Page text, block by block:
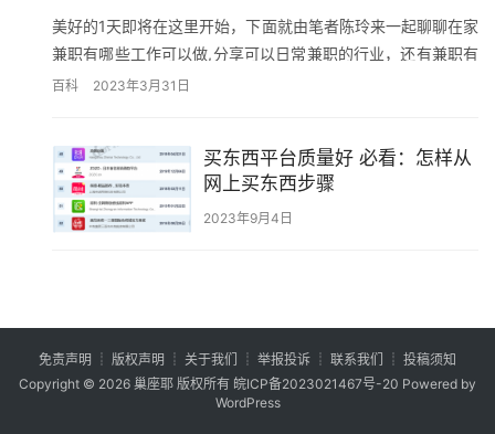
美好的1天即将在这里开始，下面就由笔者陈玲来一起聊聊在家
兼职有哪些工作可以做,分享可以日常兼职的行业，还有兼职有
哪些工作等等等各种相关干货内容，其他的废话在这里我也不
你自己的手段： 第一的， 拍摄短视频 短视频的增加是因为它
允许普通人参加。 每个…
百科 2023年3月31日
买东西平台质量好 必看：怎样从
网上买东西步骤
2023年9月4日
免责声明 ┊ 版权声明 ┊ 关于我们 ┊ 举报投诉 ┊ 联系我们 ┊ 投稿须知
Copyright © 2026 巢座耶 版权所有 皖ICP备2023021467号-20 Powered by
WordPress